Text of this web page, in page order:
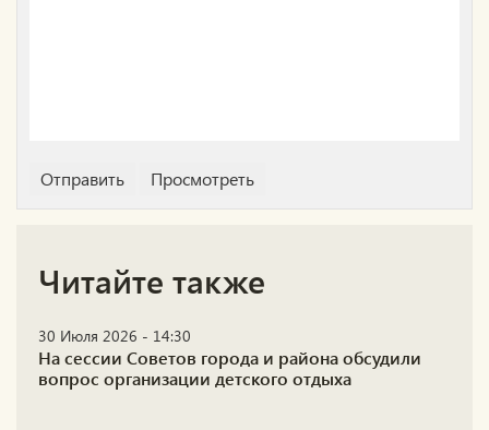
Читайте также
30 Июля 2026 - 14:30
На сессии Советов города и района обсудили
вопрос организации детского отдыха